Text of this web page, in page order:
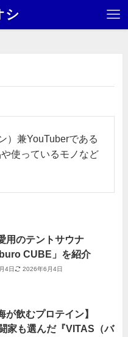
シ
）兼YouTuberである
使っているモノなど
用のテントサウナ
CUBE」を紹介
4日 2026年6月4日
が飲むプロテイン】
家も選んだ『VITAS（バ